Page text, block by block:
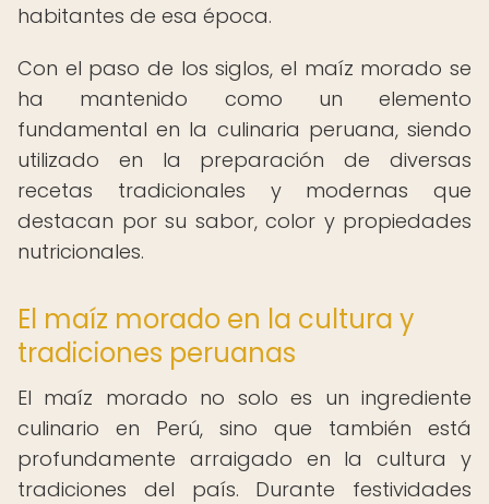
habitantes de esa época.
Con el paso de los siglos, el maíz morado se
ha mantenido como un elemento
fundamental en la culinaria peruana, siendo
utilizado en la preparación de diversas
recetas tradicionales y modernas que
destacan por su sabor, color y propiedades
nutricionales.
El maíz morado en la cultura y
tradiciones peruanas
El maíz morado no solo es un ingrediente
culinario en Perú, sino que también está
profundamente arraigado en la cultura y
tradiciones del país. Durante festividades